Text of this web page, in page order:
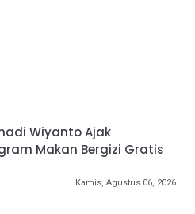
Wiyanto Ajak
Makan Bergizi Gratis
Kamis, Agustus 06, 2026